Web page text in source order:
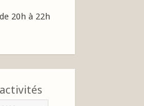
20h à 22h